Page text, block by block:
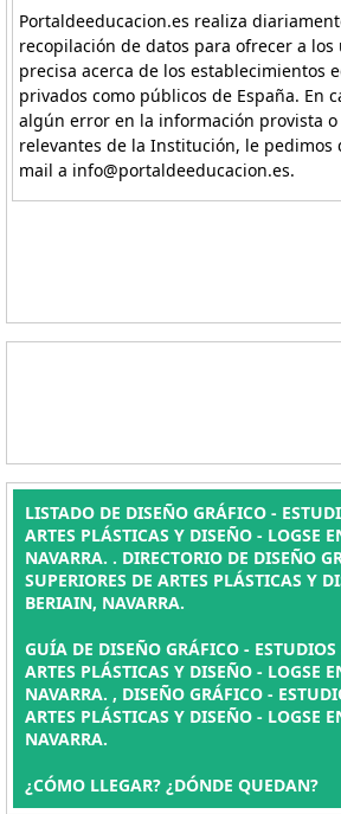
Portaldeeducacion.es realiza
recopilación de datos para ofrecer a
precisa acerca de los establecimientos
privados como públicos de España. En
algún error en la información provista
relevantes de la Institución, le pedimos
mail a info@portaldeeducacion.es.
LISTADO DE DISEÑO GRÁFICO -
ARTES PLÁSTICAS Y DISEÑO - LOGSE
NAVARRA. . DIRECTORIO DE DISEÑO
SUPERIORES DE ARTES PLÁSTICAS Y
BERIAIN, NAVARRA.
GUÍA DE DISEÑO GRÁFICO - ESTUDIOS
ARTES PLÁSTICAS Y DISEÑO - LOGSE
NAVARRA. , DISEÑO GRÁFICO -
ARTES PLÁSTICAS Y DISEÑO - LOGSE
NAVARRA.
¿CÓMO LLEGAR? ¿DÓNDE QUEDAN?